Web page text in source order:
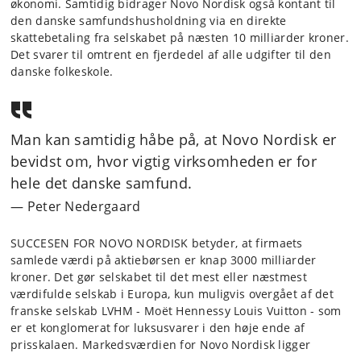
økonomi. Samtidig bidrager Novo Nordisk også kontant til
den danske samfundshusholdning via en direkte
skattebetaling fra selskabet på næsten 10 milliarder kroner.
Det svarer til omtrent en fjerdedel af alle udgifter til den
danske folkeskole.
Man kan samtidig håbe på, at Novo Nordisk er
bevidst om, hvor vigtig virksomheden er for
hele det danske samfund.
Peter Nedergaard
SUCCESEN FOR NOVO NORDISK betyder, at firmaets
samlede værdi på aktiebørsen er knap 3000 milliarder
kroner. Det gør selskabet til det mest eller næstmest
værdifulde selskab i Europa, kun muligvis overgået af det
franske selskab LVHM - Moët Hennessy Louis Vuitton - som
er et konglomerat for luksusvarer i den høje ende af
prisskalaen. Markedsværdien for Novo Nordisk ligger